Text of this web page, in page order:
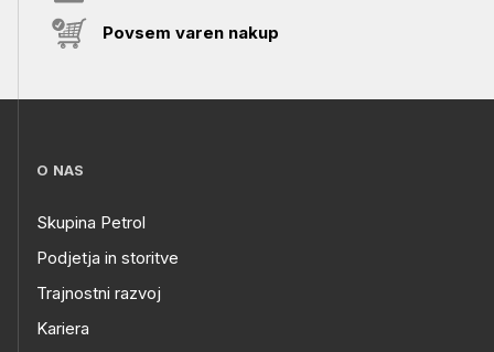
Povsem varen nakup
O NAS
Skupina Petrol
Podjetja in storitve
Trajnostni razvoj
Kariera